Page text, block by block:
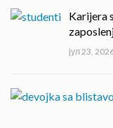
Karijera
јул 23,